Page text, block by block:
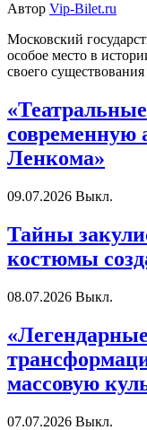
Автор Vip-Bilet.ru
Московский
особое место в
своего
современную
Ленкома»
09.07.2026 Выкл.
Тайны
костюмы
08.07.2026 Выкл.
массовую
07.07.2026 Выкл.